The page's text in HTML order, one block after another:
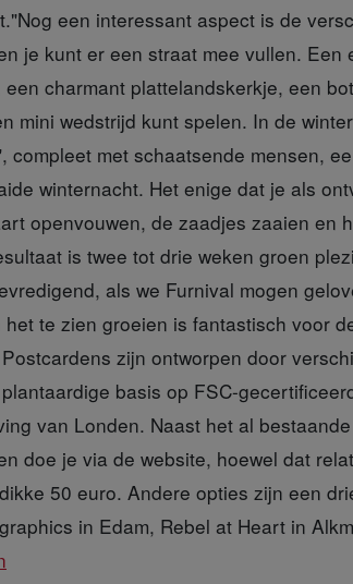
een interessant aspect is de
je kunt er een straat mee vullen. Een
charmant plattelandskerkje, een
mini wedstrijd kunt spelen. In de
compleet met schaatsende mensen,
winternacht. Het enige dat je als
openvouwen, de zaadjes zaaien en
is twee tot drie weken groen
als we Furnival mogen
te zien groeien is fantastisch voor
zijn ontworpen door
basis op FSC-
van Londen. Naast het al
doe je via de website, hoewel dat
50 euro. Andere opties zijn een
in Edam, Rebel at Heart in